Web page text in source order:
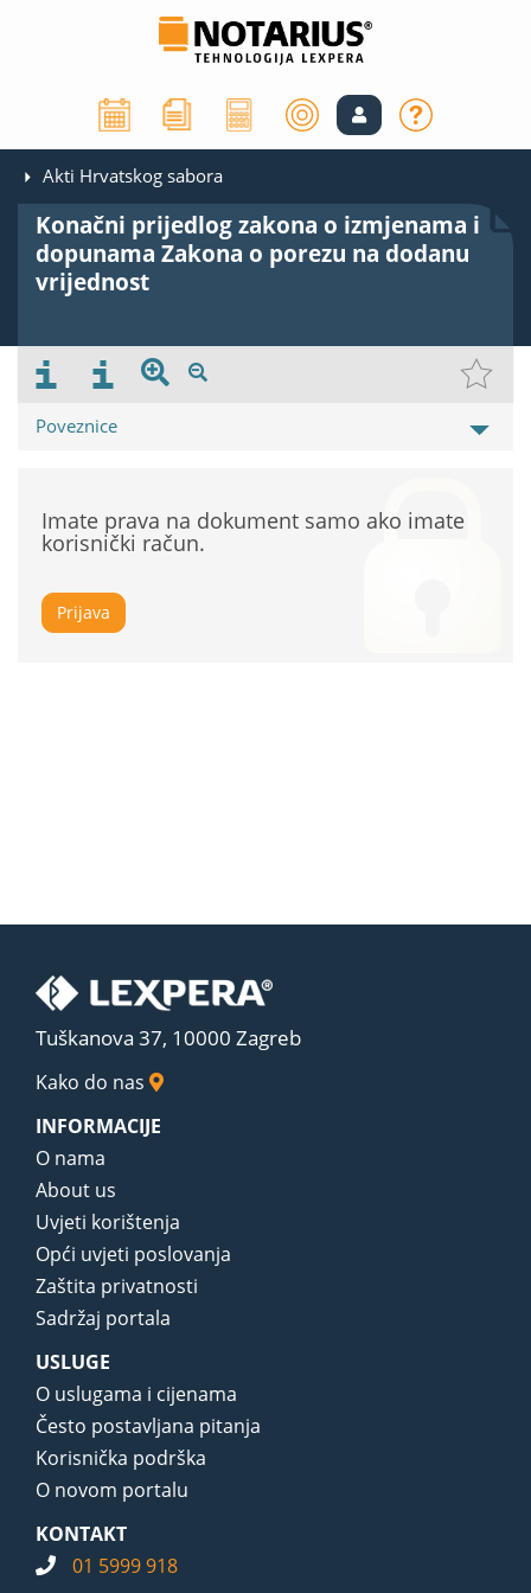
Akti Hrvatskog sabora
Konačni prijedlog zakona o izmjenama i
dopunama Zakona o porezu na dodanu
vrijednost
Poveznice
Imate prava na dokument samo ako imate
korisnički račun.
Prijava
Tuškanova 37, 10000 Zagreb
Kako do nas
INFORMACIJE
O nama
About us
Uvjeti korištenja
Opći uvjeti poslovanja
Zaštita privatnosti
Sadržaj portala
USLUGE
O uslugama i cijenama
Često postavljana pitanja
Korisnička podrška
O novom portalu
KONTAKT
01 5999 918